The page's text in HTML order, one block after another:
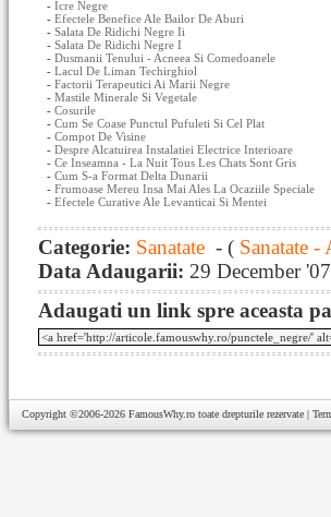
- Icre Negre
- Efectele Benefice Ale Bailor De Aburi
- Salata De Ridichi Negre Ii
- Salata De Ridichi Negre I
- Dusmanii Tenului - Acneea Si Comedoanele
- Lacul De Liman Techirghiol
- Factorii Terapeutici Ai Marii Negre
- Mastile Minerale Si Vegetale
- Cosurile
- Cum Se Coase Punctul Pufuleti Si Cel Plat
- Compot De Visine
- Despre Alcatuirea Instalatiei Electrice Interioare
- Ce Inseamna - La Nuit Tous Les Chats Sont Gris
- Cum S-a Format Delta Dunarii
- Frumoase Mereu Insa Mai Ales La Ocaziile Speciale
- Efectele Curative Ale Levanticai Si Mentei
Categorie: Sanatate - ( Sanatate -
Data Adaugarii: 29 December '07
Adaugati un link spre aceasta
Copyright ©2006-2026 FamousWhy.ro toate drepturile rezervate |